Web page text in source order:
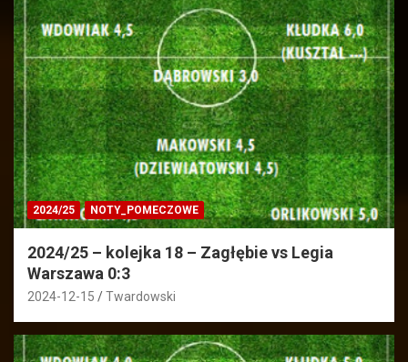
2024/25 NOTY_POMECZOWE
2024/25 – kolejka 18 – Zagłębie vs Legia
Warszawa 0:3
2024-12-15 Twardowski